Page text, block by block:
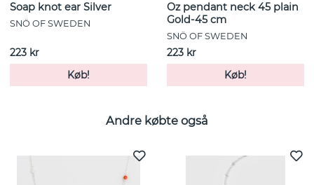
Soap knot ear Silver
SNÖ OF SWEDEN
223 kr
Køb!
Oz pendant neck 45 plain
Gold-45 cm
SNÖ OF SWEDEN
223 kr
Køb!
Andre købte også